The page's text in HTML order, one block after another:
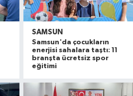
SAMSUN
Samsun'da çocukların
enerjisi sahalara taştı: 11
branşta ücretsiz spor
eğitimi